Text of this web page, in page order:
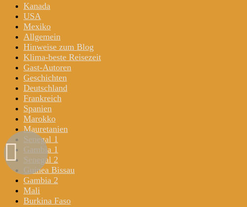
Kanada
USA
Mexiko
Allgemein
Hinweise zum Blog
Klima-beste Reisezeit
Gast-Autoren
Geschichten
Deutschland
Frankreich
Spanien
Marokko
Mauretanien
Senegal 1
Gambia 1
Senegal 2
Guinea Bissau
Gambia 2
Mali
Burkina Faso